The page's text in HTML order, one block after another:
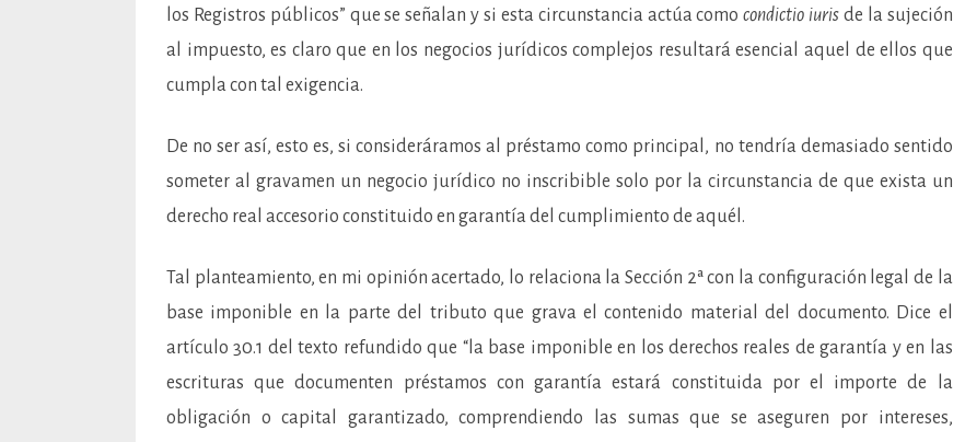
los Registros públicos” que se señalan y si esta circunstancia actúa comocondictio iuris de la sujeción
al impuesto, es claro que en los negocios jurídicos complejos resultará esencial aquel de ellos que
cumpla con tal exigencia.
De no ser así, esto es, si consideráramos al préstamo como principal, no tendría demasiado sentido
someter al gravamen un negocio jurídico no inscribible solo por la circunstancia de que exista un
derecho real accesorio constituido en garantía del cumplimiento de aquél.
Tal planteamiento, en mi opinión acertado, lo relaciona la Sección 2ª con la configuración legal de la
base imponible en la parte del tributo que grava el contenido material del documento. Dice el
artículo 30.1 del texto refundido que “la base imponible en los derechos reales de garantía y en las
escrituras que documenten préstamos con garantía estará constituida por el importe de la
obligación o capital garantizado, comprendiendo las sumas que se aseguren por intereses,